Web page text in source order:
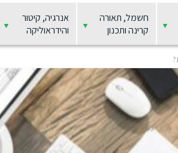
חשמל, תאורה
קרינה ותכנון
אנרגיה, קיטור
והידראוליקה